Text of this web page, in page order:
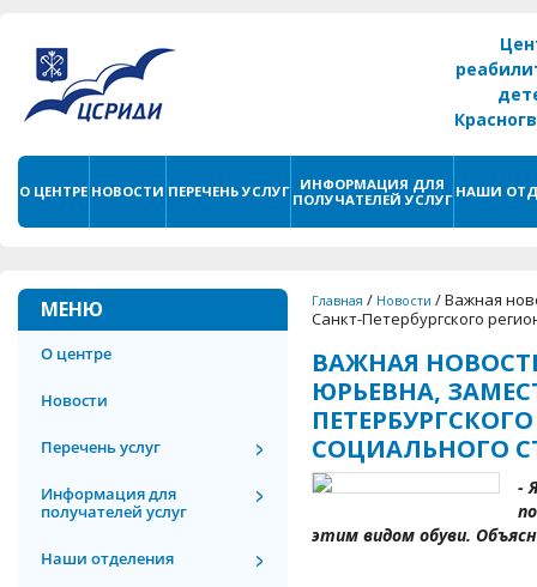
О ЦЕНТРЕ НОВОСТИ ПЕРЕЧЕНЬ УСЛУГ
ИНФОРМАЦИЯ ДЛЯ
ПОЛУЧАТЕЛЕЙ УСЛУГ НАШИ
МЕНЮ
О центре
Новости
Перечень услуг
Информация для
получателей услуг
Наши отделения
Главная / Новости /Важная
Санкт-Петербургского
ВАЖНАЯ
ЮРЬЕВНА,
СОЦИАЛЬНОГО
-
этим видом обуви.